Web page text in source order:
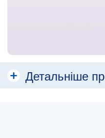
Детальніше
Як розпізнати, що дитина